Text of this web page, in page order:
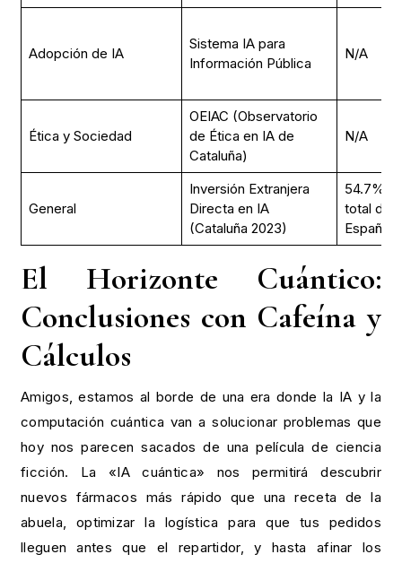
Adopción de IA
Sistema IA para
Información Pública
N/A
Ética y Sociedad
OEIAC (Observatorio
de Ética en IA de
Cataluña)
N/A
General
Inversión Extranjera
Directa en IA
(Cataluña 2023)
54.7%
total de
España
El Horizonte Cuántico:
Conclusiones con Cafeína y
Cálculos
Amigos, estamos al borde de una era donde la IA y la
computación cuántica van a solucionar problemas que
hoy nos parecen sacados de una película de ciencia
ficción. La «IA cuántica» nos permitirá descubrir
nuevos fármacos más rápido que una receta de la
abuela, optimizar la logística para que tus pedidos
lleguen antes que el repartidor, y hasta afinar los